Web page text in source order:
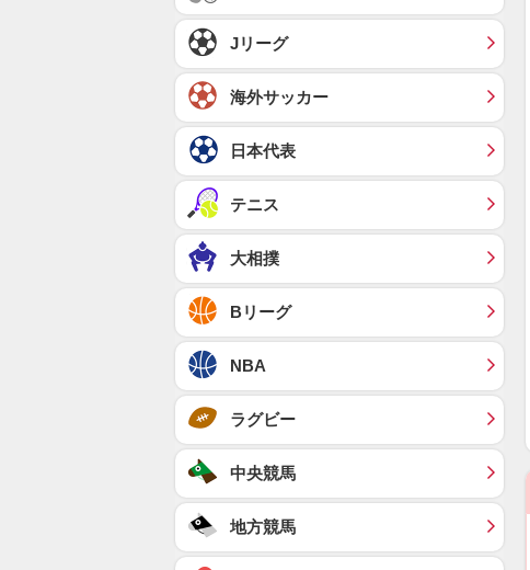
Jリーグ
海外サッカー
日本代表
テニス
大相撲
Bリーグ
NBA
ラグビー
中央競馬
地方競馬